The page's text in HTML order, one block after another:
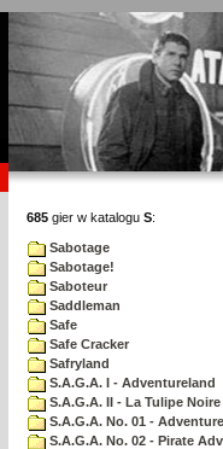
685 gier w katalogu S:
Sabotage
Sabotage!
Saboteur
Saddleman
Safe
Safe Cracker
Safryland
S.A.G.A. I - Adventureland
S.A.G.A. II - La Tulipe Noire
S.A.G.A. No. 01 -
S.A.G.A. No. 02 - Pirate